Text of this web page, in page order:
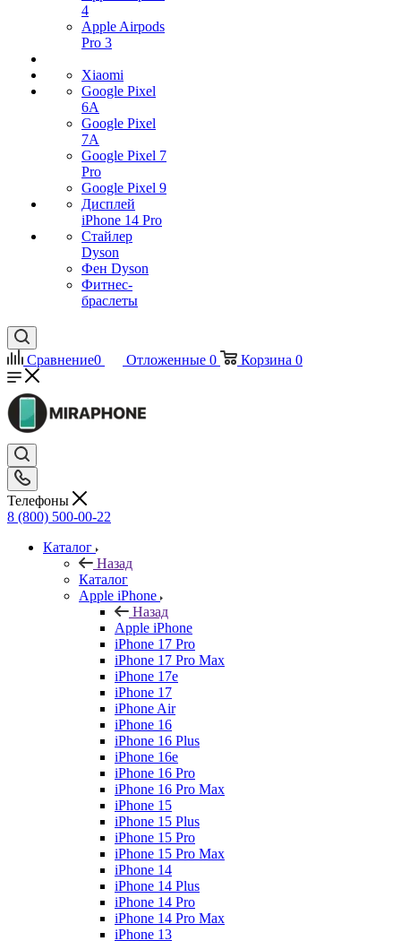
4
Apple Airpods
Pro 3
Xiaomi
Google Pixel
6A
Google Pixel
7А
Google Pixel 7
Pro
Google Pixel 9
Дисплей
iPhone 14 Pro
Стайлер
Dyson
Фен Dyson
Фитнес-
браслеты
Сравнение0 Отложенные 0 Корзина 0
Телефоны
8 (800) 500-00-22
Каталог
Назад
Каталог
Apple iPhone
Назад
Apple iPhone
iPhone 17 Pro
iPhone 17 Pro Max
iPhone 17e
iPhone 17
iPhone Air
iPhone 16
iPhone 16 Plus
iPhone 16e
iPhone 16 Pro
iPhone 16 Pro Max
iPhone 15
iPhone 15 Plus
iPhone 15 Pro
iPhone 15 Pro Max
iPhone 14
iPhone 14 Plus
iPhone 14 Pro
iPhone 14 Pro Max
iPhone 13